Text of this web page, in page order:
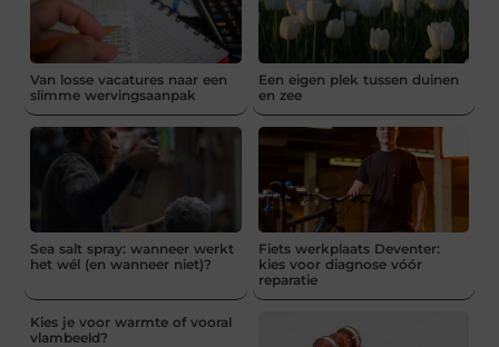
Van losse vacatures naar een
slimme wervingsaanpak
Een eigen plek tussen duinen
en zee
Sea salt spray: wanneer werkt
het wél (en wanneer niet)?
Fiets werkplaats Deventer:
kies voor diagnose vóór
reparatie
Kies je voor warmte of vooral
vlambeeld?